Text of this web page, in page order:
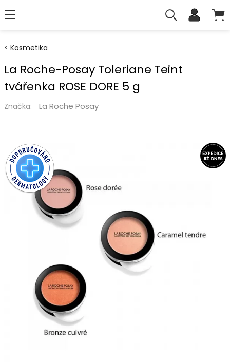
Kosmetika
La Roche-Posay Toleriane Teint
tvářenka ROSE DORE 5 g
Značka: La Roche Posay